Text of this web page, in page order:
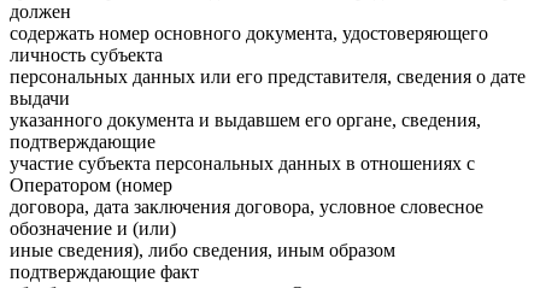
должен
содержать номер основного документа, удостоверяющего
личность субъекта
персональных данных или его представителя, сведения о дате
выдачи
указанного документа и выдавшем его органе, сведения,
подтверждающие
участие субъекта персональных данных в отношениях с
Оператором (номер
договора, дата заключения договора, условное словесное
обозначение и (или)
иные сведения), либо сведения, иным образом
подтверждающие факт